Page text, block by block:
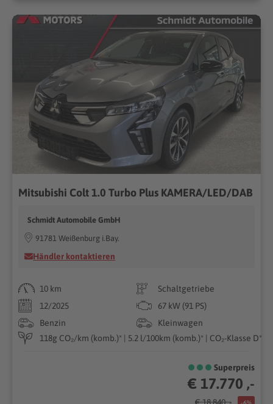
Mitsubishi Colt 1.0 Turbo Plus KAMERA/LED/DAB
Schmidt Automobile GmbH
91781 Weißenburg i.Bay.
Händler kontaktieren
10 km
Schaltgetriebe
12/2025
67 kW (91 PS)
Benzin
Kleinwagen
118g CO₂/km (komb.)* | 5.2 l/100km (komb.)* | CO₂-Klasse D*
Superpreis
€ 17.770 ,-
€ 18.840 ,- -6%